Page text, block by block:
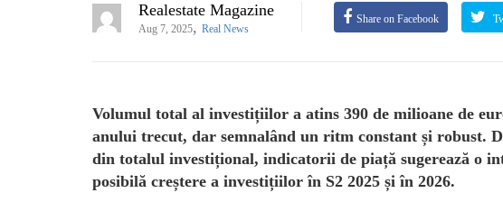
Realestate Magazine
Aug 7, 2025, Real News
Share on Facebook
Volumul total al investițiilor a atins 390 de milioane de
anului trecut, dar semnalând un ritm constant și robust.
din totalul investițional, indicatorii de piață sugerează o
posibilă creștere a investițiilor în S2 2025 și în 2026.